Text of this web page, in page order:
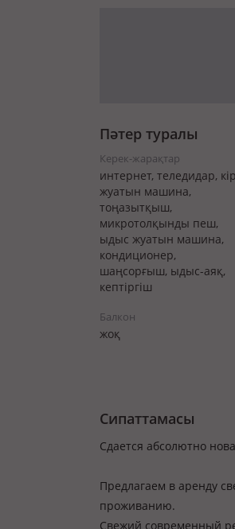
Пәтер туралы
Керек-жарақтар
интернет, теледидар, кір
жуатын машина,
тоңазытқыш,
микротолқынды пеш,
ыдыс жуатын машина,
кондиционер,
шаңсорғыш, ыдыс-аяқ,
кептіргіш
Балкон
жоқ
Сипаттамасы
Сдается абсолютно
Предлагаем в аренду
проживанию.
Свежий современный